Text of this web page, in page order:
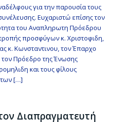
για την παρουσία τους
Ευχαριστώ επίσης τον
του Αναπληρωτη Πρόεδρου
προσφύγων κ. Χριστοφιδη,
κ. Κωνσταντινου, τον Έπαρχο
Πρόεδρο της Ένωσης
και τους φίλους
[…]
Διαπραγματευτή